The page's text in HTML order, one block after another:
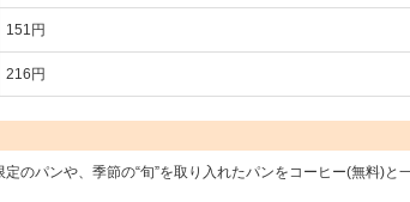
151円
216円
のパンや、季節の“旬”を取り入れたパンをコーヒー(無料)と